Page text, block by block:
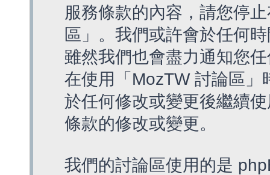
服務條款的內容，請您停
區」。我們或許會於任何
雖然我們也會盡力通知您
在使用「MozTW 討論區
於任何修改或變更後繼續
條款的修改或變更。
我們的討論區使用的是